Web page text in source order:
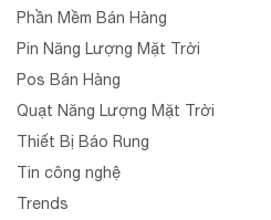
Phần Mềm Bán Hàng
Pin Năng Lượng Mặt Trời
Pos Bán Hàng
Quạt Năng Lượng Mặt Trời
Thiết Bị Báo Rung
Tin công nghệ
Trends